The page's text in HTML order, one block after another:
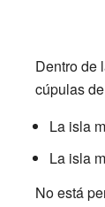
Dentro de
cúpulas
La isla
La isla
No está